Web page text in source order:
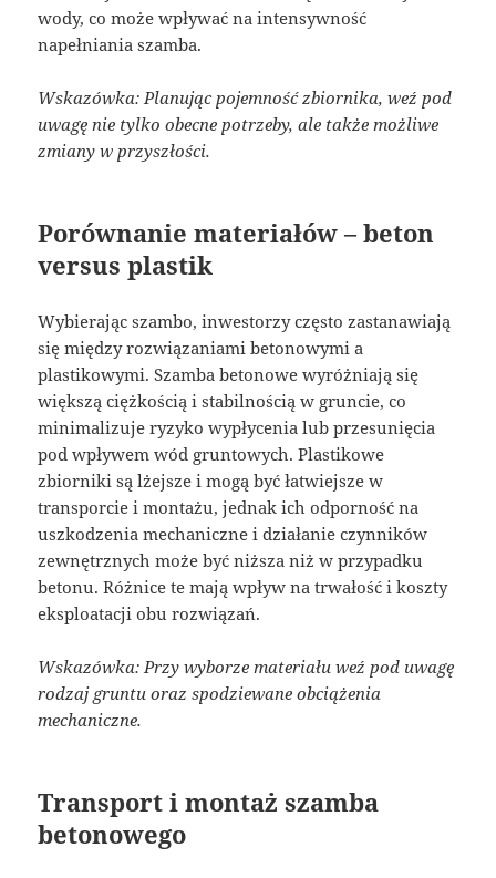
wody, co może wpływać na intensywność
napełniania szamba.
Wskazówka: Planując pojemność zbiornika, weź pod
uwagę nie tylko obecne potrzeby, ale także możliwe
zmiany w przyszłości.
Porównanie materiałów – beton
versus plastik
Wybierając szambo, inwestorzy często zastanawiają
się między rozwiązaniami betonowymi a
plastikowymi. Szamba betonowe wyróżniają się
większą ciężkością i stabilnością w gruncie, co
minimalizuje ryzyko wypłycenia lub przesunięcia
pod wpływem wód gruntowych. Plastikowe
zbiorniki są lżejsze i mogą być łatwiejsze w
transporcie i montażu, jednak ich odporność na
uszkodzenia mechaniczne i działanie czynników
zewnętrznych może być niższa niż w przypadku
betonu. Różnice te mają wpływ na trwałość i koszty
eksploatacji obu rozwiązań.
Wskazówka: Przy wyborze materiału weź pod uwagę
rodzaj gruntu oraz spodziewane obciążenia
mechaniczne.
Transport i montaż szamba
betonowego